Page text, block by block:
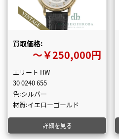
買取価格:
〜￥250,000円
エリート HW
30 0240 655
色:シルバー
材質:イエローゴールド
詳細を見る